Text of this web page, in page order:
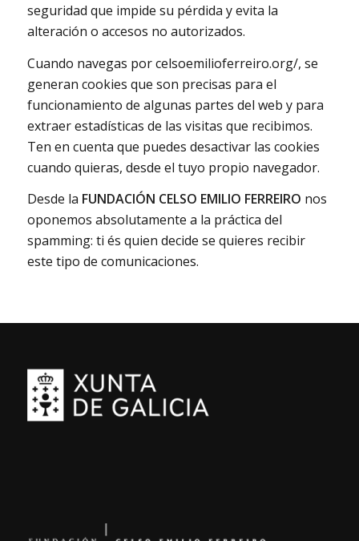
seguridad que impide su pérdida y evita la
alteración o accesos no autorizados.
Cuando navegas por celsoemilioferreiro.org/, se
generan cookies que son precisas para el
funcionamiento de algunas partes del web y para
extraer estadísticas de las visitas que recibimos.
Ten en cuenta que puedes desactivar las cookies
cuando quieras, desde el tuyo propio navegador.
Desde la FUNDACIÓN CELSO EMILIO FERREIRO nos
oponemos absolutamente a la práctica del
spamming: ti és quien decide se quieres recibir
este tipo de comunicaciones.